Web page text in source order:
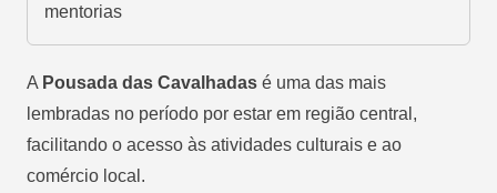
mentorias
A Pousada das Cavalhadas é uma das mais
lembradas no período por estar em região central,
facilitando o acesso às atividades culturais e ao
comércio local.